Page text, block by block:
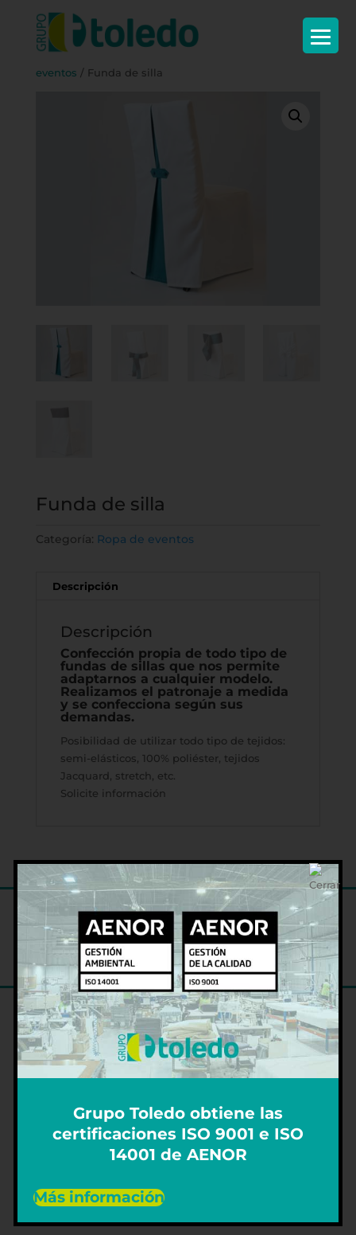
Inicio/
eventos / Funda de silla
Funda de silla
Categoría: Ropa de eventos
Descripción
Descripción
Confección propia de todo tipo de
fundas de sillas que nos permite
adaptarnos a cualquier modelo.
Realizamos el patronaje a medida
y se confecciona según sus
demandas.
Posibilidad de utilizar todo tipo de tejidos:
semi-elásticos, 100% poliéster, tejidos
Jacquard, stretch, etc.
Solicite información
DELEGACIÓN CENTRAL PALMA
Polígono de Son Castelló
07009 – Palma de Mallorca
+34 971 47 30 10
info@grupotoledo.com
REPÚBLICA DOMINICANA
Grupo Toledo obtiene las
certificaciones ISO 9001 e ISO
14001 de AENOR
Más información